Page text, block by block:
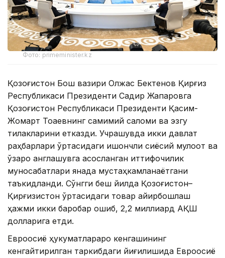
Фото: primeminister.kz
Қозоғистон Бош вазири Олжас Бектенов Қирғиз
Республикаси Президенти Садир Жапаровга
Қозоғистон Республикаси Президенти Қасим-
Жомарт Тоқаевнинг самимий саломи ва эзгу
тилакларини етказди. Учрашувда икки давлат
раҳбарлари ўртасидаги ишончли сиёсий мулоқот ва
ўзаро англашувга асосланган иттифоқчилик
муносабатлари янада мустаҳкамланаётгани
таъкидланди. Сўнгги беш йилда Қозоғистон–
Қирғизистон ўртасидаги товар айирбошлаш
ҳажми икки баробар ошиб, 2,2 миллиард АҚШ
долларига етди.
Евроосиё ҳукуматлараро кенгашининг
кенгайтирилган таркибдаги йиғилишида Евроосиё